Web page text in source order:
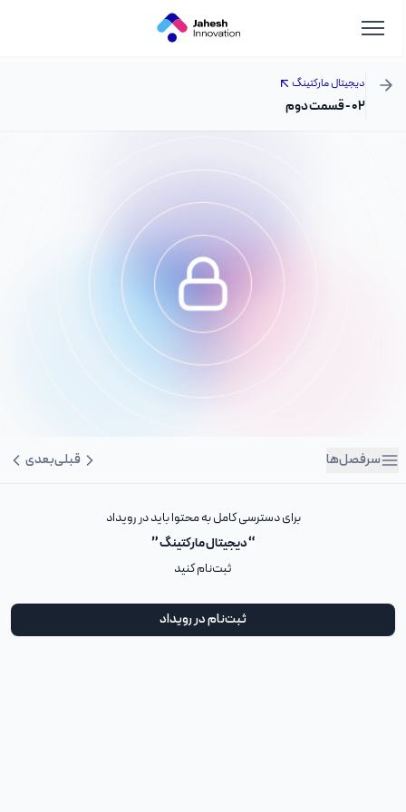
دیجیتال مارکتینگ
۰۲ - قسمت دوم
سرفصل‌ها قبلیبعدی
برای دسترسی کامل به محتوا باید در رویداد
“ دیجیتال مارکتینگ ”
ثبت‌نام کنید
ثبت‌نام در رویداد